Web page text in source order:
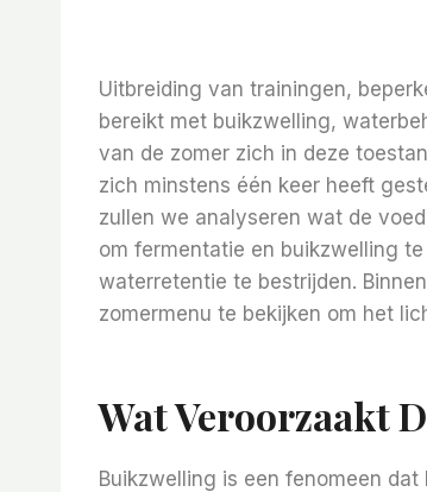
Uitbreiding van trainingen,
bereikt met buikzwelling,
van de zomer zich in deze
zich minstens één keer heeft
zullen we analyseren wat de
om fermentatie en buikzwelling
waterretentie te bestrijden.
zomermenu te bekijken om het
Wat Veroorzaakt
Buikzwelling is een fenomeen